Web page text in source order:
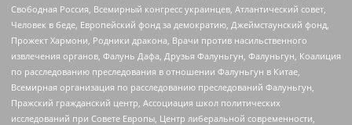
Свободная Россия, Всемирный конгресс украинцев, Атлантический совет,
Человек в беде, Европейский фонд за демократию, Джеймстаунский фонд,
Прожект Хармони, Родники дракона, Врачи против насильственного
извлечения органов, Фалунь Дафа, Друзья Фалуньгун, Фалуньгун, Коалиция
по расследованию преследования в отношении Фалуньгун в Китае,
Всемирная организация по расследованию преследований Фалуньгун,
Пражский гражданский центр, Ассоциация школ политических
исследований при Совете Европы, Центр либеральной современности,